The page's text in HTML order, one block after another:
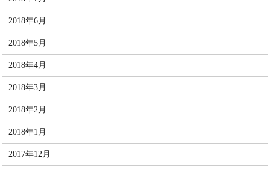
2018年6月
2018年5月
2018年4月
2018年3月
2018年2月
2018年1月
2017年12月